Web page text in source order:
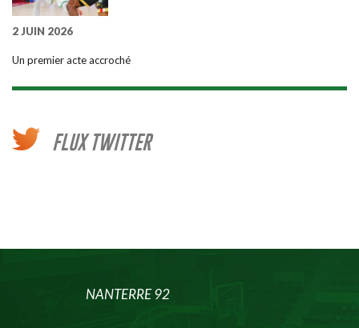
2 JUIN 2026
Un premier acte accroché
FLUX TWITTER
NANTERRE 92